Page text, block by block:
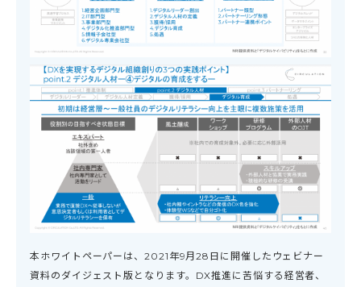
本ホワイトペーパーは、2021年9月28日に開催したウェビナー
資料のダイジェスト版となります。DX推進に苦悩する経営者、